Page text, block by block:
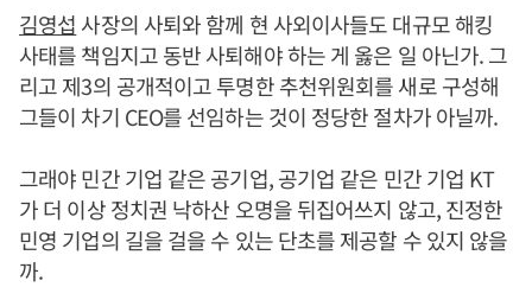
김영섭 사장의 사퇴와 함께 현 사외이사들도 대규모 해킹
사태를 책임지고 동반 사퇴해야 하는 게 옳은 일 아닌가. 그
리고 제3의 공개적이고 투명한 추천위원회를 새로 구성해
그들이 차기 CEO를 선임하는 것이 정당한 절차가 아닐까.
그래야 민간 기업 같은 공기업, 공기업 같은 민간 기업 KT
가 더 이상 정치권 낙하산 오명을 뒤집어쓰지 않고, 진정한
민영 기업의 길을 걸을 수 있는 단초를 제공할 수 있지 않을
까.